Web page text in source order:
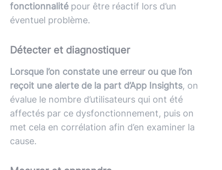
fonctionnalitépour être réactif lors d’un
éventuel problème.
Détecter et diagnostiquer
Lorsque l’on constate une erreur ou que l’on
reçoit une alerte de la part d’App Insights, on
évalue le nombre d’utilisateurs qui ont été
affectés par ce dysfonctionnement, puis on
met cela en corrélation afin d’en examiner la
cause.